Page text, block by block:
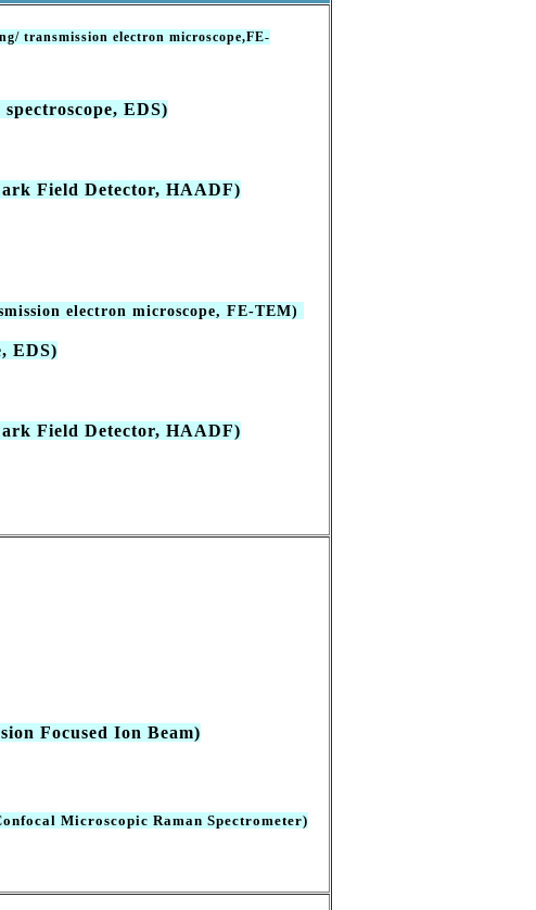
transmission electron microscope,FE-
EDS)
Field Detector, HAADF)
electron microscope, FE-TEM)
EDS)
Field Detector, HAADF)
Focused Ion Beam)
Microscopic Raman Spectrometer)